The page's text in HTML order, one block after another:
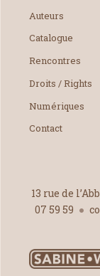
Auteurs
Catalogue
Rencontres
Droits / Rights
Numériques
Contact
13 rue de
07 59 59